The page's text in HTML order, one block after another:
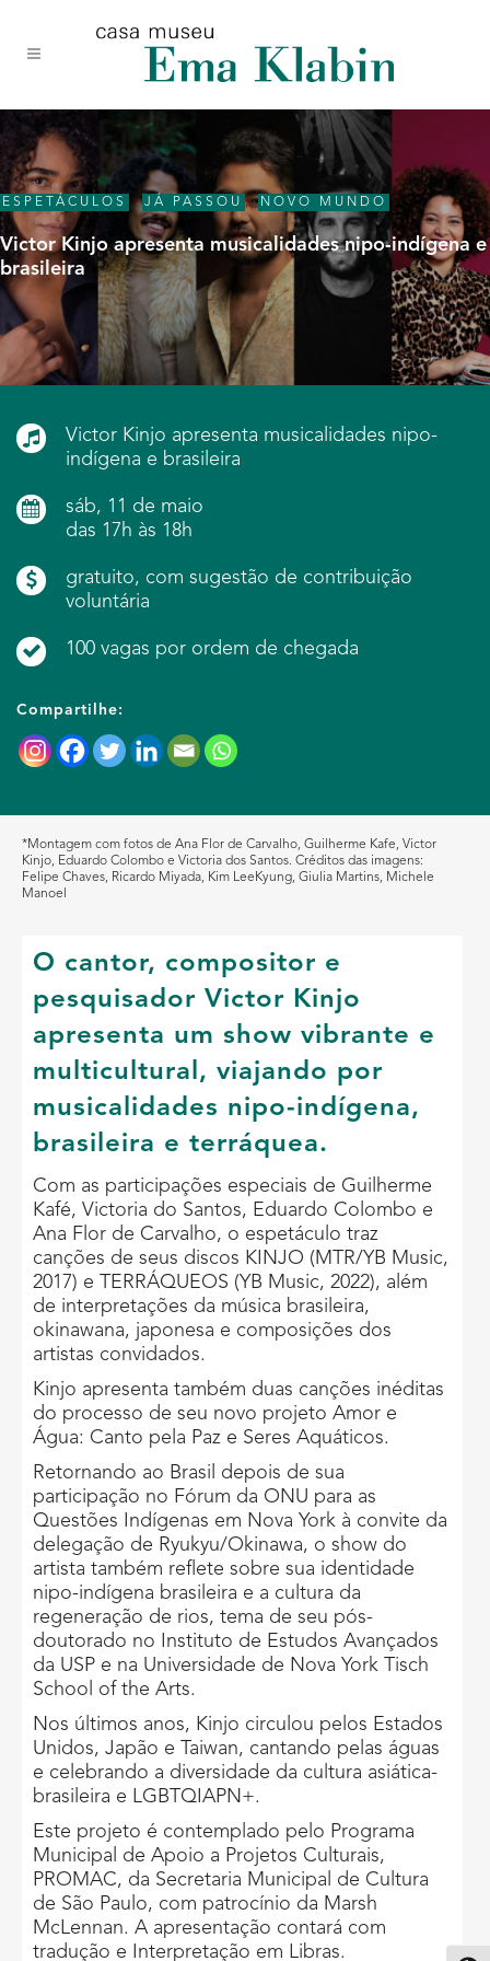
conteúdo
navegação
site
ESPETÁCULOS ,JÁ PASSOU , NOVO MUNDO
Victor Kinjo apresenta musicalidades nipo-indígena e
brasileira
Victor Kinjo apresenta musicalidades nipo-
indígena e brasileira
sáb, 11 de maio
das 17h às 18h
gratuito, com sugestão de contribuição
voluntária
100 vagas por ordem de chegada
Compartilhe:
*Montagem com fotos de Ana Flor de Carvalho, Guilherme Kafe, Victor
Kinjo, Eduardo Colombo e Victoria dos Santos. Créditos das imagens:
Felipe Chaves, Ricardo Miyada, Kim LeeKyung, Giulia Martins, Michele
Manoel
O cantor, compositor e
pesquisador Victor Kinjo
apresenta um show vibrante e
multicultural, viajando por
musicalidades nipo-indígena,
brasileira e terráquea.
Com as participações especiais de Guilherme
Kafé, Victoria do Santos, Eduardo Colombo e
Ana Flor de Carvalho, o espetáculo traz
canções de seus discos KINJO (MTR/YB Music,
2017) e TERRÁQUEOS (YB Music, 2022), além
de interpretações da música brasileira,
okinawana, japonesa e composições dos
artistas convidados.
Kinjo apresenta também duas canções inéditas
do processo de seu novo projeto Amor e
Água: Canto pela Paz e Seres Aquáticos.
Retornando ao Brasil depois de sua
participação no Fórum da ONU para as
Questões Indígenas em Nova York à convite da
delegação de Ryukyu/Okinawa, o show do
artista também reflete sobre sua identidade
nipo-indígena brasileira e a cultura da
regeneração de rios, tema de seu pós-
doutorado no Instituto de Estudos Avançados
da USP e na Universidade de Nova York Tisch
School of the Arts.
Nos últimos anos, Kinjo circulou pelos Estados
Unidos, Japão e Taiwan, cantando pelas águas
e celebrando a diversidade da cultura asiática-
brasileira e LGBTQIAPN+.
Este projeto é contemplado pelo Programa
Municipal de Apoio a Projetos Culturais,
PROMAC, da Secretaria Municipal de Cultura
de São Paulo, com patrocínio da Marsh
McLennan. A apresentação contará com
tradução e Interpretação em Libras.